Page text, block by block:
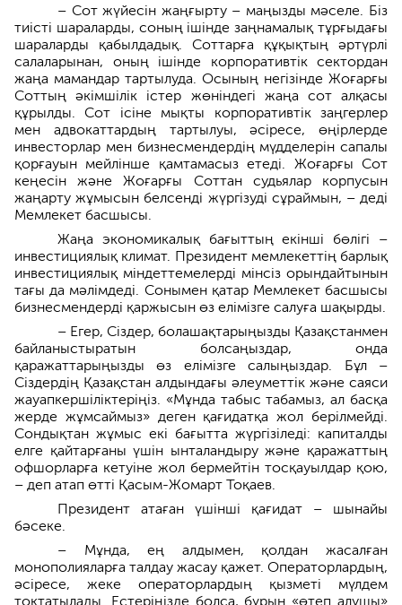
– Сот жүйесін жаңғырту – маңызды мәселе. Біз
тиісті шараларды, соның ішінде заңнамалық тұрғыдағы
шараларды қабылдадық. Соттарға құқықтың әртүрлі
салаларынан, оның ішінде корпоративтік сектордан
жаңа мамандар тартылуда. Осының негізінде Жоғарғы
Соттың әкімшілік істер жөніндегі жаңа сот алқасы
құрылды. Сот ісіне мықты корпоративтік заңгерлер
мен адвокаттардың тартылуы, әсіресе, өңірлерде
инвесторлар мен бизнесмендердің мүдделерін сапалы
қорғауын мейлінше қамтамасыз етеді. Жоғарғы Сот
кеңесін және Жоғарғы Соттан судьялар корпусын
жаңарту жұмысын белсенді жүргізуді сұраймын, – деді
Мемлекет басшысы.
Жаңа экономикалық бағыттың екінші бөлігі –
инвестициялық климат. Президент мемлекеттің барлық
инвестициялық міндеттемелерді мінсіз орындайтынын
тағы да мәлімдеді. Сонымен қатар Мемлекет басшысы
бизнесмендерді қаржысын өз елімізге салуға шақырды.
– Егер, Сіздер, болашақтарыңызды Қазақстанмен
байланыстыратын болсаңыздар, онда
қаражаттарыңызды өз елімізге салыңыздар. Бұл –
Сіздердің Қазақстан алдындағы әлеуметтік және саяси
жауапкершіліктеріңіз. «Мұнда табыс табамыз, ал басқа
жерде жұмсаймыз» деген қағидатқа жол берілмейді.
Сондықтан жұмыс екі бағытта жүргізіледі: капиталды
елге қайтарғаны үшін ынталандыру және қаражаттың
офшорларға кетуіне жол бермейтін тосқауылдар қою,
– деп атап өтті Қасым-Жомарт Тоқаев.
Президент атаған үшінші қағидат – шынайы
бәсеке.
– Мұнда, ең алдымен, қолдан жасалған
монополияларға талдау жасау қажет. Операторлардың,
әсіресе, жеке операторлардың қызметі мүлдем
тоқтатылады. Естеріңізде болса, бұрын «өтеп алушы»